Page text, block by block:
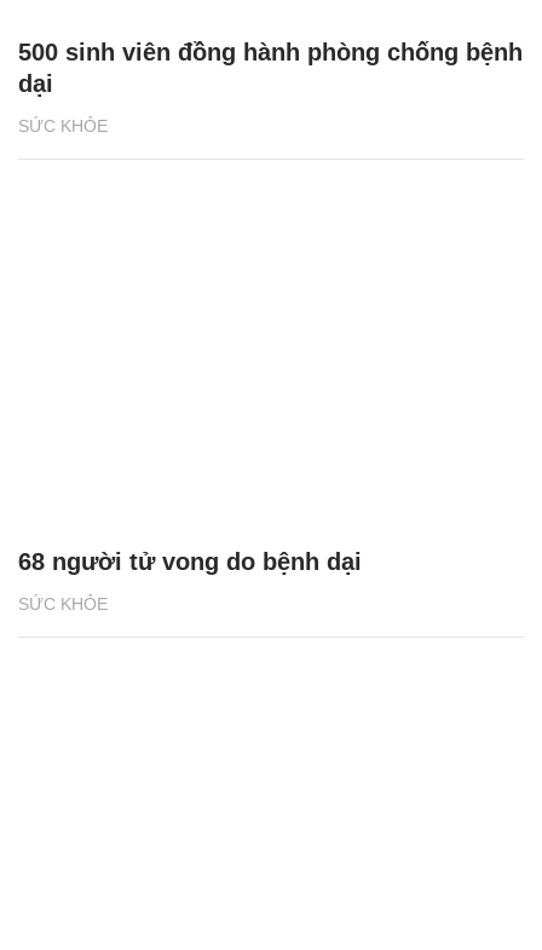
SỨC KHỎE
500 sinh viên đồng hành phòng chống bệnh
dại
SỨC KHỎE
68 người tử vong do bệnh dại